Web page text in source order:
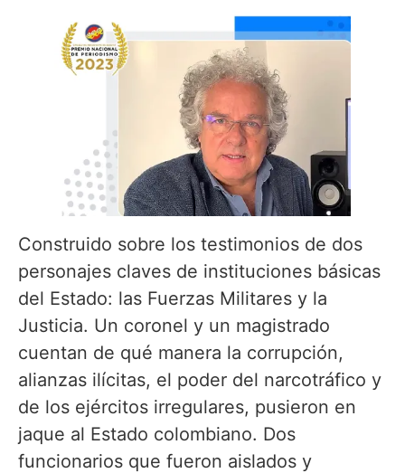
Construido sobre los testimonios de dos
personajes claves de instituciones básicas
del Estado: las Fuerzas Militares y la
Justicia. Un coronel y un magistrado
cuentan de qué manera la corrupción,
alianzas ilícitas, el poder del narcotráfico y
de los ejércitos irregulares, pusieron en
jaque al Estado colombiano. Dos
funcionarios que fueron aislados y